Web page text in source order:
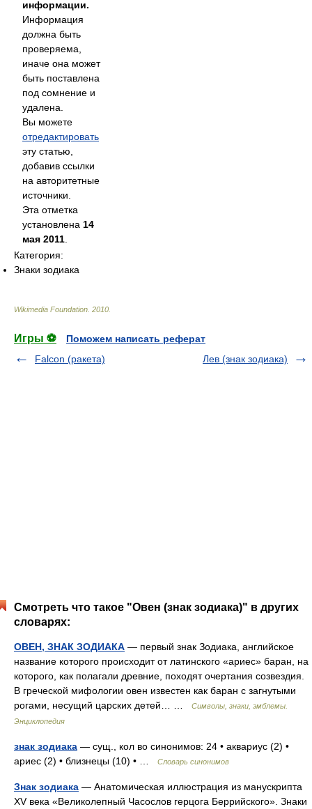
информации.
Информация
должна быть
проверяема,
иначе она может
быть поставлена
под сомнение и
удалена.
Вы можете
отредактировать
эту статью,
добавив ссылки
на авторитетные
источники.
Эта отметка
установлена 14
мая 2011
Категория:
Знаки зодиака
Wikimedia Foundation 2010
Игры ⚽
Поможем написать реферат
Falcon (ракета)
Лев (знак зодиака)
Смотреть что такое "Овен (знак зодиака)" в других
словарях:
ОВЕН, ЗНАК ЗОДИАКА — первый знак Зодиака, английское
название которого происходит от латинского «ариес» баран, на
которого, как полагали древние, походят очертания созвездия.
В греческой мифологии овен известен как баран с загнутыми
рогами, несущий царских детей… …
Символы, знаки, эмблемы.
Энциклопедия
знак зодиака — сущ., кол во синонимов: 24 • аквариус (2) •
ариес (2) • близнецы (10) • …
Словарь синонимов
Знак зодиака — Анатомическая иллюстрация из манускрипта
XV века «Великолепный Часослов герцога Беррийского». Знаки